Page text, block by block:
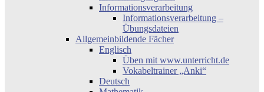
Informationsverarbeitung
Informationsverarbeitung –
Übungsdateien
Allgemeinbildende Fächer
Englisch
Üben mit www.unterricht.de
Vokabeltrainer „Anki“
Deutsch